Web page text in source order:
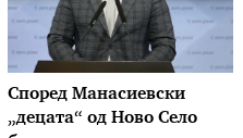
Според Манасиевски
„децата“ од Ново Село